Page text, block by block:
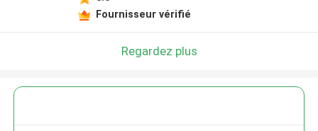
Fournisseur vérifié
Regardez plus